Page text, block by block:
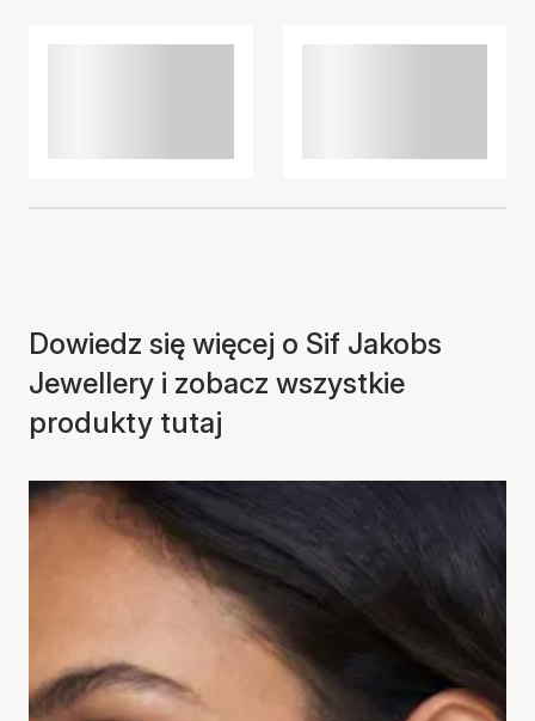
Dowiedz się więcej o Sif Jakobs
Jewellery i zobacz wszystkie
produkty tutaj